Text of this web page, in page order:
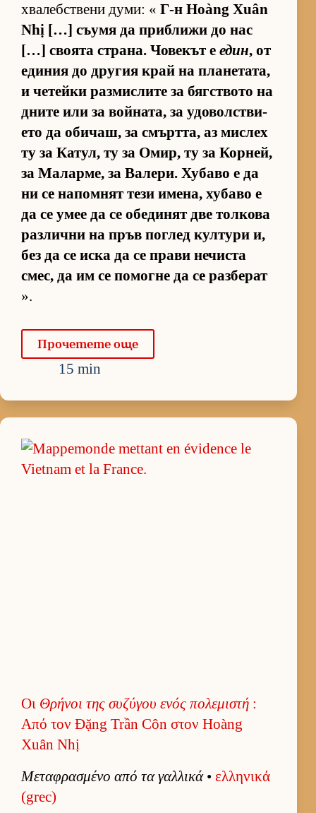
хва­леб­с­т­вени ду­ми: « Г-н Hoàng Xuân
Nhị […] съ­умя да приб­лижи до нас
[…] сво­ята стра­на. Чо­ве­кът е един, от
еди­ния до дру­гия край на пла­не­та­та,
и че­тейки раз­мис­лите за бяг­с­т­вото на
дните или за вой­на­та, за удо­вол­с­т­ви­
ето да оби­чаш, за смърт­та, аз мис­лех
ту за Ка­тул, ту за Омир, ту за Кор­ней,
за Ма­лар­ме, за Ва­ле­ри. Ху­баво е да
ни се на­пом­нят тези име­на, ху­баво е
да се умее да се обе­ди­нят две тол­кова
раз­лични на пръв пог­лед кул­тури и,
без да се иска да се прави не­чиста
смес, да им се по­могне да се раз­бе­рат
».
Про­че­тете още
15 min
Οι Θρήνοι της συζύγου ενός πολεμιστή :
Από τον Đặng Trần Côn στον Hoàng
Xuân Nhị
Μεταφρασμένο από τα γαλ­λικά• ελ­ληνικά
(grec)